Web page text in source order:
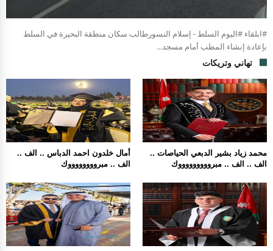
#ابلقاء #اليوم السلط - إسلام النسورطالب سكان منطقة البحيرة في السلط
بإعادة إنشاء المطب أمام مسجد...
تهاني وتريكات
أمال خلدون احمد الدباس .. الف ..
الف .. مبرووووووووك
محمد زياد بشير الدبعي الحياصات ..
الف .. الف .. مبروووووووووك